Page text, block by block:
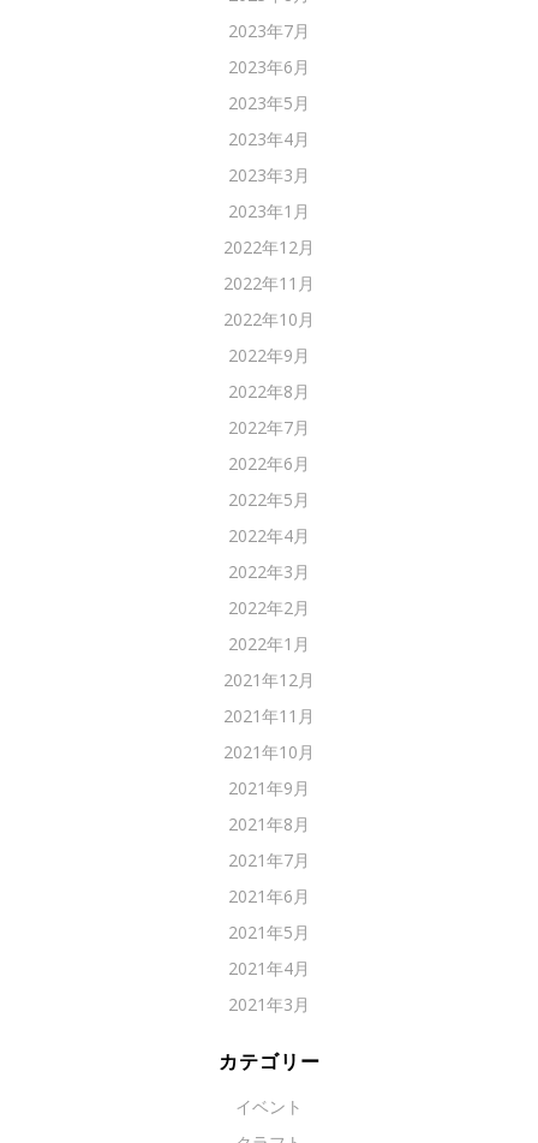
2023年7月
2023年6月
2023年5月
2023年4月
2023年3月
2023年1月
2022年12月
2022年11月
2022年10月
2022年9月
2022年8月
2022年7月
2022年6月
2022年5月
2022年4月
2022年3月
2022年2月
2022年1月
2021年12月
2021年11月
2021年10月
2021年9月
2021年8月
2021年7月
2021年6月
2021年5月
2021年4月
2021年3月
カテゴリー
イベント